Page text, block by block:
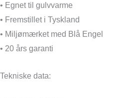
• Egnet til gulvvarme
• Fremstillet i Tyskland
• Miljømærket med Blå Engel
• 20 års garanti
Tekniske data: